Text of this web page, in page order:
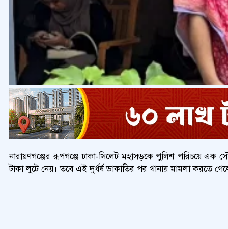
নারায়ণগঞ্জের রূপগঞ্জে ঢাকা-সিলেট মহাসড়কে পুলিশ পরিচয়ে এক
টাকা লুটে নেয়। তবে এই দুর্ধর্ষ ডাকাতির পর থানায় মামলা করতে